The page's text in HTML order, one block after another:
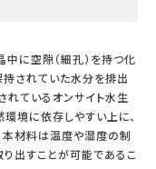
に空隙（細孔）を持つ化
持されていた水分を排出
れているオンサイト水生
境に依存しやすい上に、
本材料は温度や湿度の制
出すことが可能であるこ